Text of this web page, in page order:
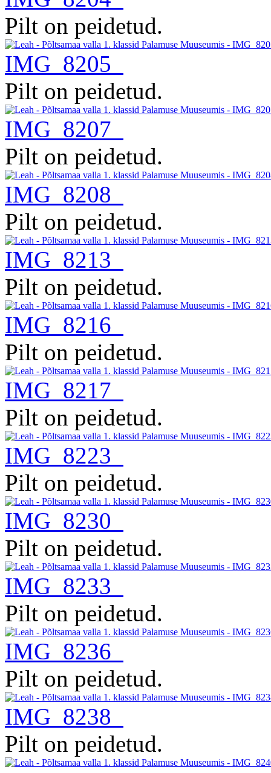
Pilt on peidetud.
IMG_8205
Pilt on peidetud.
IMG_8207
Pilt on peidetud.
IMG_8208
Pilt on peidetud.
IMG_8213
Pilt on peidetud.
IMG_8216
Pilt on peidetud.
IMG_8217
Pilt on peidetud.
IMG_8223
Pilt on peidetud.
IMG_8230
Pilt on peidetud.
IMG_8233
Pilt on peidetud.
IMG_8236
Pilt on peidetud.
IMG_8238
Pilt on peidetud.